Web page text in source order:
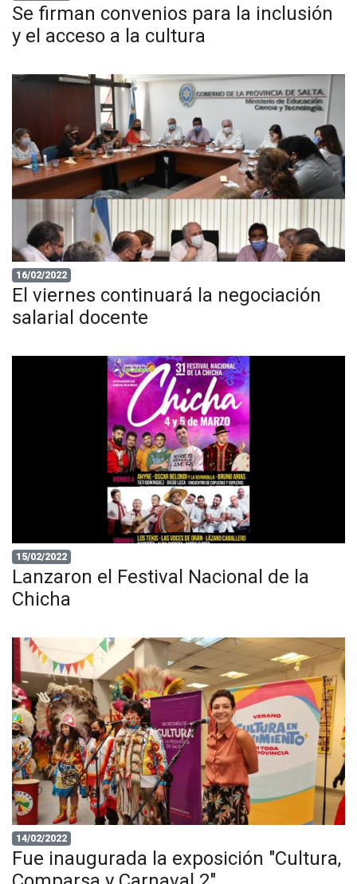
Se firman convenios para la inclusión
y el acceso a la cultura
16/02/2022
El viernes continuará la negociación
salarial docente
15/02/2022
Lanzaron el Festival Nacional de la
Chicha
14/02/2022
Fue inaugurada la exposición "Cultura,